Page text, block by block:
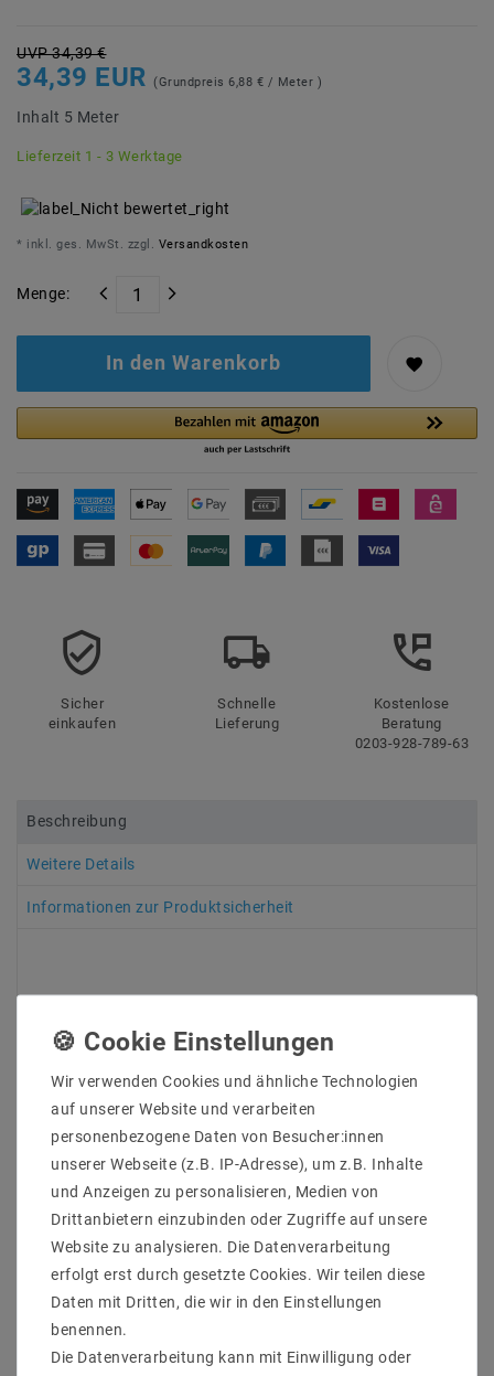
UVP 34,39 €
34,39 EUR (Grundpreis 6,88 € / Meter )
Inhalt 5 Meter
Lieferzeit 1 - 3 Werktage
* inkl. ges. MwSt. zzgl. Versandkosten
Menge:
In den Warenkorb
Sicher
einkaufen
Schnelle
Lieferung
Kostenlose
Beratung
0203-928-789-63
Beschreibung
Weitere Details
Informationen zur Produktsicherheit
An allen LED-Strips wurden an beiden Enden 7 - 10 cm
mehrere Streifen hintereinander montiert werden
können. Aus diesem Grund ist in der Lieferung kein
Netzteil enthalten, da hierfür das genaue Maß sowie
die Gesamtbelastung für die Bestellung eines
Hersteller&ArtikleNr : Mextronic LT3528B12050024
Lichtfarb : Blau 465-470nm
Anzahl der LEDs pro Meter : 120
Lumen / LED : 2
Länge (Meter) : 5
Gesamtlichtstrom bis : 1200
Wir verwenden Cookies und ähnliche Technologien
auf unserer Website und verarbeiten
personenbezogene Daten von Besucher:innen
unserer Webseite (z.B. IP-Adresse), um z.B. Inhalte
und Anzeigen zu personalisieren, Medien von
Drittanbietern einzubinden oder Zugriffe auf unsere
Website zu analysieren. Die Datenverarbeitung
erfolgt erst durch gesetzte Cookies. Wir teilen diese
Daten mit Dritten, die wir in den Einstellungen
benennen.
Die Datenverarbeitung kann mit Einwilligung oder